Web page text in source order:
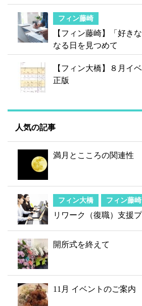
フィン藤崎
【フィン藤崎】「好き
なる日を見つめて
【フィン大橋】８月イ
正版
人気の記事
満月とこころの関連性
フィン大橋 フィン藤崎
リワーク（復職）支援
開所式を終えて
11月 イベントのご案内